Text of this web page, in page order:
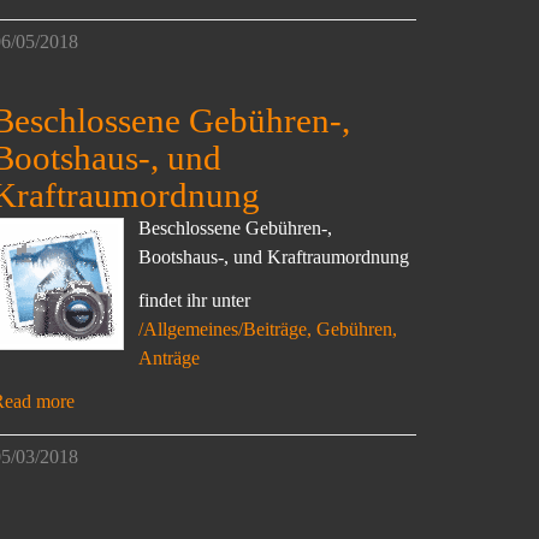
05/2018
Gebühren-,
, und
Beschlossene Gebühren-,
Bootshaus-, und Kraftraumordnung
findet ihr unter
/Allgemeines/Beiträge, Gebühren,
Anträge
more
03/2018